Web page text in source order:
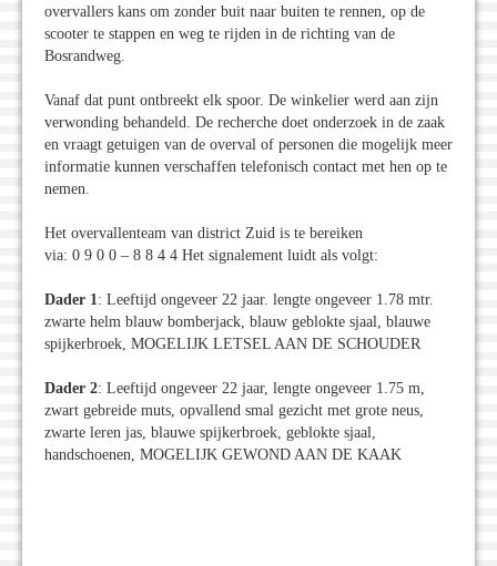
overvallers kans om zonder buit naar buiten te rennen, op de
scooter te stappen en weg te rijden in de richting van de
Bosrandweg.
Vanaf dat punt ontbreekt elk spoor. De winkelier werd aan zijn
verwonding behandeld. De recherche doet onderzoek in de zaak
en vraagt getuigen van de overval of personen die mogelijk meer
informatie kunnen verschaffen telefonisch contact met hen op te
nemen.
Het overvallenteam van district Zuid is te bereiken
via: 0 9 0 0 – 8 8 4 4 Het signalement luidt als volgt:
Dader 1: Leeftijd ongeveer 22 jaar. lengte ongeveer 1.78 mtr.
zwarte helm blauw bomberjack, blauw geblokte sjaal, blauwe
spijkerbroek, MOGELIJK LETSEL AAN DE SCHOUDER
Dader 2: Leeftijd ongeveer 22 jaar, lengte ongeveer 1.75 m,
zwart gebreide muts, opvallend smal gezicht met grote neus,
zwarte leren jas, blauwe spijkerbroek, geblokte sjaal,
handschoenen, MOGELIJK GEWOND AAN DE KAAK